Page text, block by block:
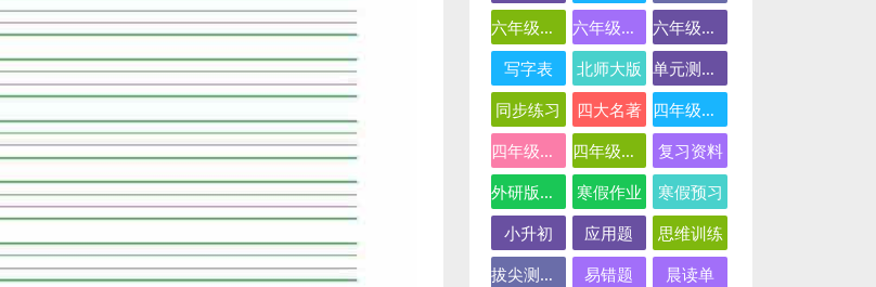
六年级数学
六年级英语
六年级语文
写字表
北师大版
单元测试卷
同步练习
四大名著
四年级下册语文
四年级数学
四年级语文
复习资料
外研版三起点
寒假作业
寒假预习
小升初
应用题
思维训练
拔尖测试卷
易错题
晨读单